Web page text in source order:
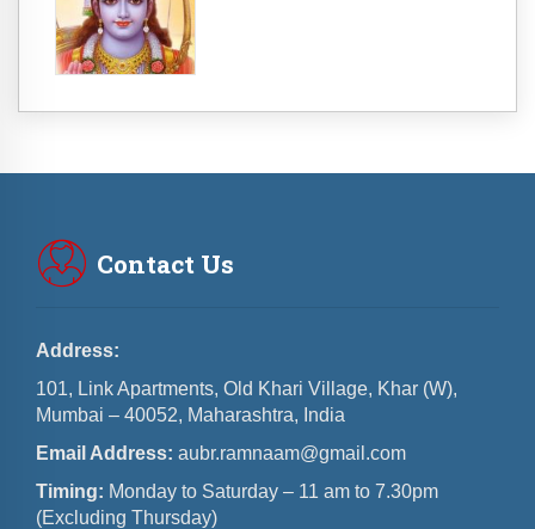
Contact Us
Address:
101, Link Apartments, Old Khari Village, Khar (W),
Mumbai – 40052, Maharashtra, India
Email Address: aubr.ramnaam@gmail.com
Timing: Monday to Saturday – 11 am to 7.30pm
(Excluding Thursday)